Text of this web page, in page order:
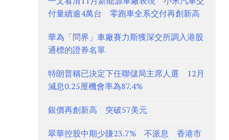
付量續逾4萬台 零跑車全系交付再創新高
華為「問界」車廠賽力斯獲深交所調入港股
通標的證券名單
特朗普稱已決定下任聯儲局主席人選 12月
減息0.25厘機會率為87.4%
銀價再創新高 突破57美元
翠華控股中期少賺23.7% 不派息 香港市